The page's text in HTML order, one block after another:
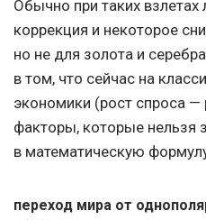
Обычно при таких
коррекция и некоторое
но не для золота и
в том, что сейчас на
экономики (рост спроса
факторы, которые нельзя
в математическую
переход мира от